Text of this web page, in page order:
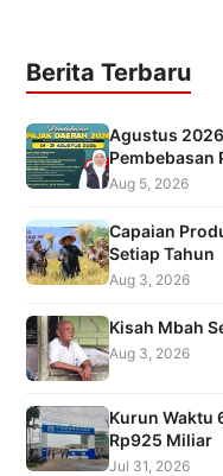
Berita Terbaru
Agustus
Pembebasan
Aug 5, 2026
Capaian
Setiap Tahun
Aug 3, 2026
Kisah Mbah
Aug 3, 2026
Kurun Waktu
Rp925 Miliar
Jul 31, 2026